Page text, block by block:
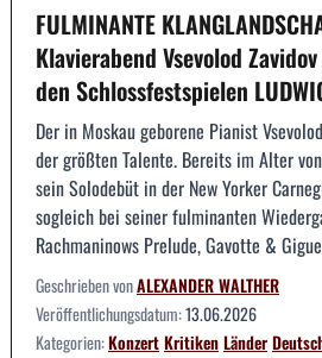
FULMINANTE
Klavierabend Vsevolod
den Schlossfestspielen
Der in Moskau geborene Pianist
der größten Talente. Bereits im Alter
sein Solodebüt in der New Yorker
sogleich bei seiner fulminanten
Rachmaninows Prelude, Gavotte &
Geschrieben vonALEXANDER WALTHER
Veröffentlichungsdatum:13.06.2026
Kategorien:KonzertKritikenLänder